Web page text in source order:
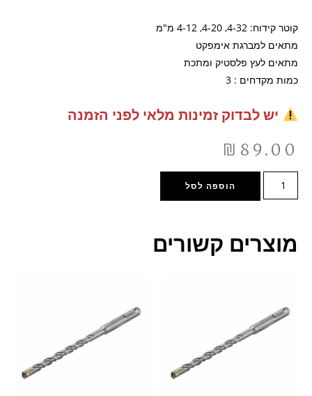
קוטר קידוח: 4-32, 4-20, 4-12 מ"מ
מתאים למברגת אימפקט
מתאים לעץ פלסטיק ומתכת
כמות מקדחים : 3
יש לבדוק זמינות מלאי לפני הזמנה
₪ 89.00
הוספה לסל
מוצרים קשורים